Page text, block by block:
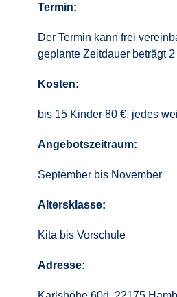
Termin:
Der Termin kann frei
geplante Zeitdauer beträgt
Kosten:
bis 15 Kinder 80 €, jedes
Angebotszeitraum:
September bis November
Altersklasse:
Kita bis Vorschule
Adresse: